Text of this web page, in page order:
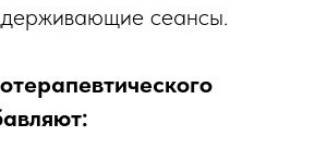
сеансы.